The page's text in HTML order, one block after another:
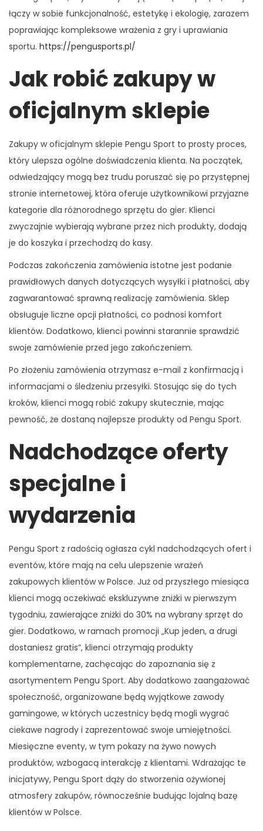
łączy w sobie funkcjonalność, estetykę i ekologię, zarazem
poprawiając kompleksowe wrażenia z gry i uprawiania
sportu. https://pengusports.pl/
Jak robić zakupy w
oficjalnym sklepie
Zakupy w oficjalnym sklepie Pengu Sport to prosty proces,
który ulepsza ogólne doświadczenia klienta. Na początek,
odwiedzający mogą bez trudu poruszać się po przystępnej
stronie internetowej, która oferuje użytkownikowi przyjazne
kategorie dla różnorodnego sprzętu do gier. Klienci
zwyczajnie wybierają wybrane przez nich produkty, dodają
je do koszyka i przechodzą do kasy.
Podczas zakończenia zamówienia istotne jest podanie
prawidłowych danych dotyczących wysyłki i płatności, aby
zagwarantować sprawną realizację zamówienia. Sklep
obsługuje liczne opcji płatności, co podnosi komfort
klientów. Dodatkowo, klienci powinni starannie sprawdzić
swoje zamówienie przed jego zakończeniem.
Po złożeniu zamówienia otrzymasz e-mail z konfirmacją i
informacjami o śledzeniu przesyłki. Stosując się do tych
kroków, klienci mogą robić zakupy skutecznie, mając
pewność, że dostaną najlepsze produkty od Pengu Sport.
Nadchodzące oferty
specjalne i
wydarzenia
Pengu Sport z radością ogłasza cykl nadchodzących ofert i
eventów, które mają na celu ulepszenie wrażeń
zakupowych klientów w Polsce. Już od przyszłego miesiąca
klienci mogą oczekiwać ekskluzywne zniżki w pierwszym
tygodniu, zawierające zniżki do 30% na wybrany sprzęt do
gier. Dodatkowo, w ramach promocji „Kup jeden, a drugi
dostaniesz gratis”, klienci otrzymają produkty
komplementarne, zachęcając do zapoznania się z
asortymentem Pengu Sport. Aby dodatkowo zaangażować
społeczność, organizowane będą wyjątkowe zawody
gamingowe, w których uczestnicy będą mogli wygrać
ciekawe nagrody i zaprezentować swoje umiejętności.
Miesięczne eventy, w tym pokazy na żywo nowych
produktów, wzbogacą interakcję z klientami. Wdrażając te
inicjatywy, Pengu Sport dąży do stworzenia ożywionej
atmosfery zakupów, równocześnie budując lojalną bazę
klientów w Polsce.